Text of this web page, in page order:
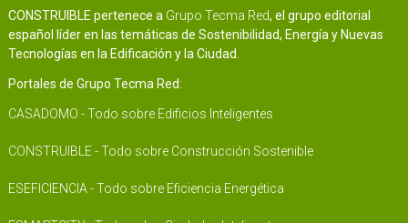
CONSTRUIBLE pertenece a Grupo Tecma Red, el grupo editorial
español líder en las temáticas de Sostenibilidad, Energía y Nuevas
Tecnologías en la Edificación y la Ciudad.
Portales de Grupo Tecma Red:
CASADOMO - Todo sobre Edificios Inteligentes
CONSTRUIBLE - Todo sobre Construcción Sostenible
ESEFICIENCIA - Todo sobre Eficiencia Energética